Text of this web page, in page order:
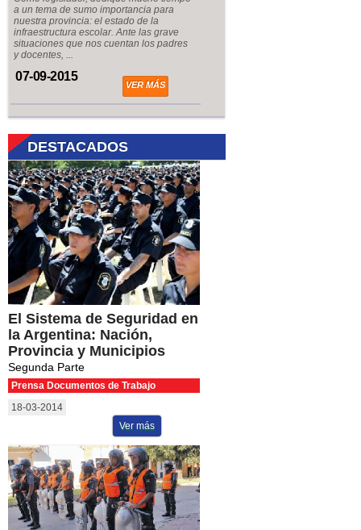
a un tema de sumo importancia para
nuestra provincia: el estado de la
infraestructura escolar. Ante las grave
situaciones que nos cuentan los padres
y docentes, ...
07-09-2015
VER MÁS
DESTACADOS
El Sistema de Seguridad en
la Argentina: Nación,
Provincia y Municipios
Segunda Parte
Prensa Documentos de Trabajo
18-03-2014
Ver más